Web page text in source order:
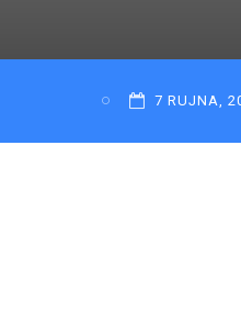
7 RUJNA,